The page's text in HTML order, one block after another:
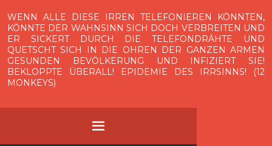
WENN ALLE DIESE IRREN TELEFONIEREN KÖNNTEN,
KÖNNTE DER WAHNSINN SICH DOCH VERBREITEN UND
ER SICKERT DURCH DIE TELEFONDRÄHTE UND
QUETSCHT SICH IN DIE OHREN DER GANZEN ARMEN
GESUNDEN BEVÖLKERUNG UND INFIZIERT SIE!
BEKLOPPTE ÜBERALL! EPIDEMIE DES IRRSINNS! (12
MONKEYS)
MENÜ